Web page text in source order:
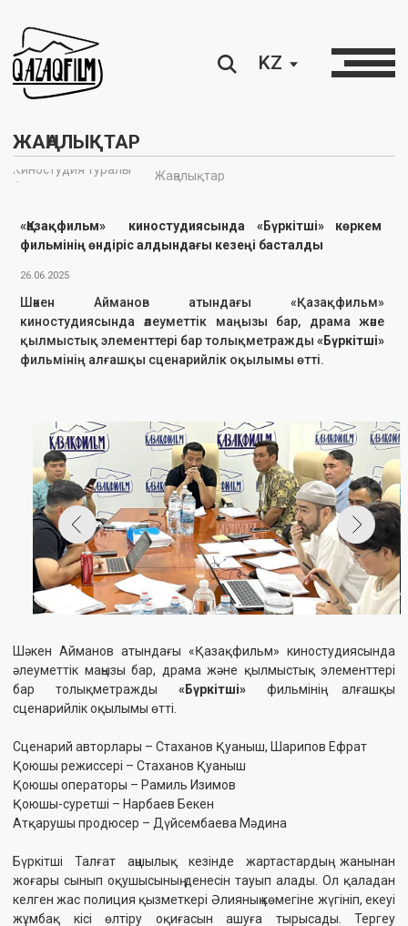
ЖАҢАЛЫҚТАР
фильмінің өндіріс алдындағы кезеңі басталды
киностудиясында әлеуметтік маңызы бар, драма және
қылмыстық элементтері бар толықметражды«Бүркітші»
Шәкен Айманов атындағы «Қазақфильм» киностудиясында
әлеуметтік маңызы бар, драма және қылмыстық элементтері
бар толықметражды«Бүркітші»фильмінің алғашқы
сценарийлік оқылымы өтті.
Сценарий авторлары – Стаханов Қуаныш, Шарипов Ефрат
Қоюшы режиссері – Стаханов Қуаныш
Қоюшы операторы – Рамиль Изимов
Қоюшы-суретші – Нарбаев Бекен
Атқарушы продюсер – Дүйсембаева Мәдина
Бүркітші Талғат аңшылық кезінде жартастардың жанынан
жұмбақ кісі өлтіру оқиғасын ашуға тырысады. Тергеу
барысында бұл — елді мекенде жасөспірімдердің жоғалуы мен
өліміне қатысты жалғыз оқиға емес екені анықталады. Іс
насырға шауып, Талғат үшін жеке кекке айналады.
отырыңыздар.
Бұл — үлкен жолдың басы ғана!
Фильм Қазақстан Республикасы Мәдениет және ақпарат
министрлігінің тапсырысы бойынша және Ұлттық киноны
қолдау мемлекеттік орталығының қолдауымен жүзеге
асырылуда.
Сондай-ақ қараңыз